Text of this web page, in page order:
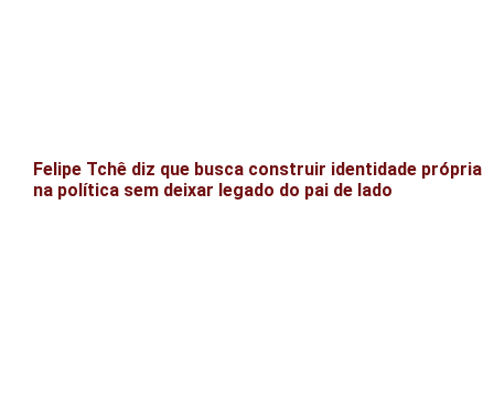
Felipe Tchê diz que busca construir identidade própria
na política sem deixar legado do pai de lado